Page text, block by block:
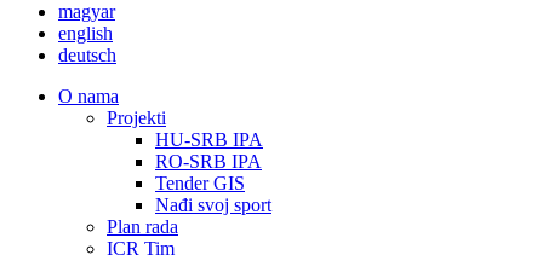
magyar
english
deutsch
О nama
Projekti
HU-SRB IPA
RO-SRB IPA
Tender GIS
Nađi svoj sport
Plan rada
ICR Tim